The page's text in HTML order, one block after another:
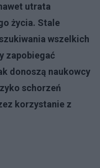
utrata
życia. Stale
wszelkich
zapobiegać
donoszą naukowcy
schorzeń
korzystanie z